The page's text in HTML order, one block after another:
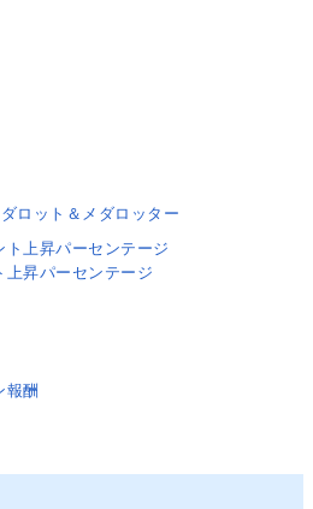
ロット＆メダロッター
ト上昇パーセンテージ
上昇パーセンテージ
報酬